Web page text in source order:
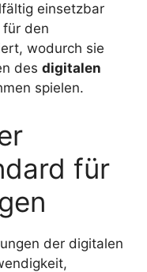
einsetzbar
für den
wodurch sie
des digitalen
spielen.
für
der digitalen